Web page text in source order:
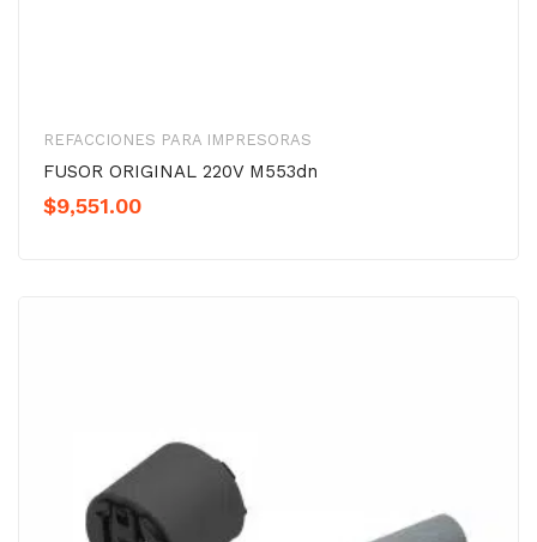
REFACCIONES PARA IMPRESORAS
FUSOR ORIGINAL 220V M553dn
$9,551.00